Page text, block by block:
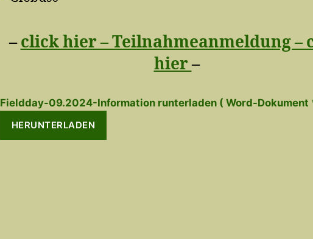
–click hier – Teilnahmeanmeldung –
hier–
Fieldday-09.2024-Information runterladen ( Word-Dokument
HERUNTERLADEN